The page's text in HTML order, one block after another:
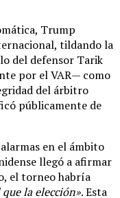
Trump
tildando la
del defensor Tarik
por el VAR— como
del árbitro
públicamente de
en el ámbito
llegó a afirmar
el torneo habría
la elección». Esta